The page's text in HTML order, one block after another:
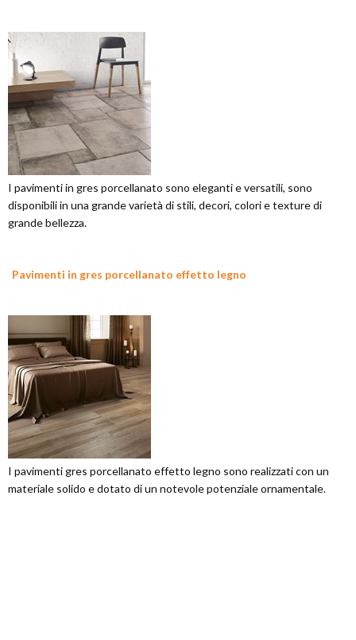
I pavimenti in gres porcellanato sono eleganti e versatili, sono
disponibili in una grande varietà di stili, decori, colori e texture di
grande bellezza.
Pavimenti in gres porcellanato effetto legno
I pavimenti gres porcellanato effetto legno sono realizzati con un
materiale solido e dotato di un notevole potenziale ornamentale.